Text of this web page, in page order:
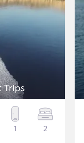
Trips
1 2